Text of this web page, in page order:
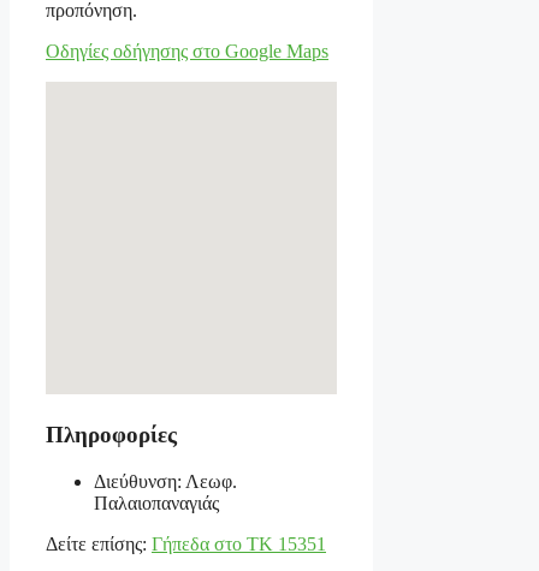
προπόνηση.
Οδηγίες οδήγησης στο Google Maps
Πληροφορίες
Διεύθυνση: Λεωφ.
Παλαιοπαναγιάς
Δείτε επίσης: Γήπεδα στο ΤΚ 15351